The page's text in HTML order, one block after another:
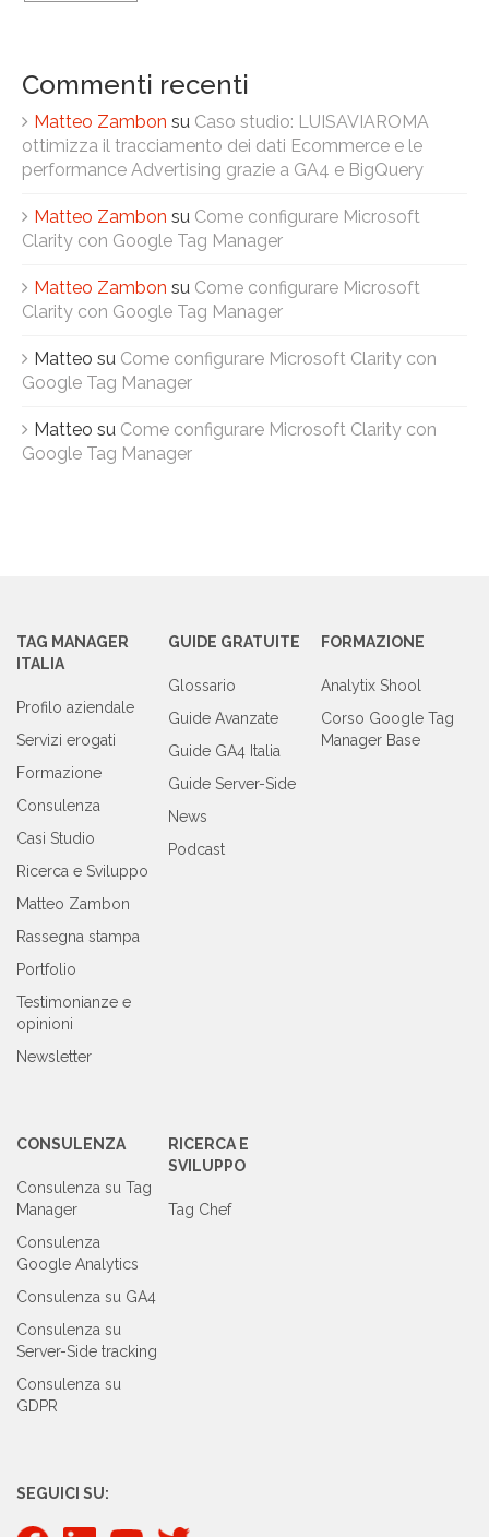
Commenti recenti
Matteo Zambon su Caso studio: LUISAVIAROMA
ottimizza il tracciamento dei dati Ecommerce e le
performance Advertising grazie a GA4 e BigQuery
Matteo Zambon su Come configurare Microsoft
Clarity con Google Tag Manager
Matteo Zambon su Come configurare Microsoft
Clarity con Google Tag Manager
Matteo su Come configurare Microsoft Clarity con
Google Tag Manager
Matteo su Come configurare Microsoft Clarity con
Google Tag Manager
TAG MANAGER
ITALIA
Profilo aziendale
Servizi erogati
Formazione
Consulenza
Casi Studio
Ricerca e Sviluppo
Matteo Zambon
Rassegna stampa
Portfolio
Testimonianze e
opinioni
Newsletter
GUIDE GRATUITE
Glossario
Guide Avanzate
Guide GA4 Italia
Guide Server-Side
News
Podcast
FORMAZIONE
Analytix Shool
Corso Google Tag
Manager Base
CONSULENZA
Consulenza su Tag
Manager
Consulenza
Google Analytics
Consulenza su GA4
Consulenza su
Server-Side tracking
Consulenza su
GDPR
RICERCA E
SVILUPPO
Tag Chef
SEGUICI SU: